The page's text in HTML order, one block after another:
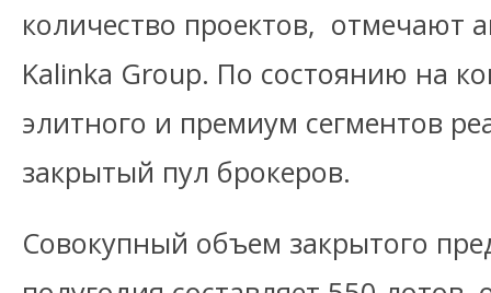
количество проектов, отмечают
Kalinka Group. По состоянию на
элитного и премиум сегментов
закрытый пул брокеров.
Совокупный объем закрытого